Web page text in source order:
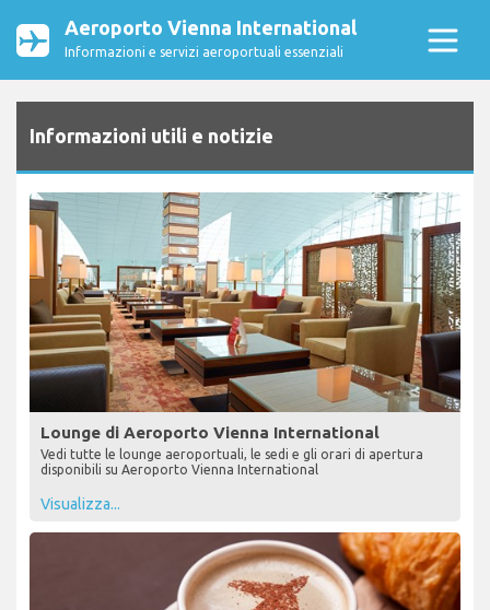
Aeroporto Vienna International
Informazioni e servizi aeroportuali essenziali
Informazioni utili e notizie
Lounge di Aeroporto Vienna International
Vedi tutte le lounge aeroportuali, le sedi e gli orari di apertura
disponibili su Aeroporto Vienna International
Visualizza...